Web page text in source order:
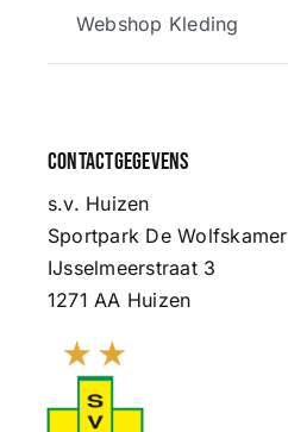
Webshop Kleding
Contactgegevens
s.v. Huizen
Sportpark De Wolfskamer
IJsselmeerstraat 3
1271 AA Huizen